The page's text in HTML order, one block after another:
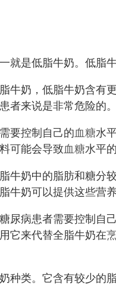
就是低脂牛奶。低脂
牛奶，低脂牛奶含
来说是非常危险的
要控制自己的血糖水
可能会导致血糖水平
牛奶中的脂肪和糖
奶可以提供这些营
尿病患者需要控制
它来代替全脂牛奶在
种类。它含有较少